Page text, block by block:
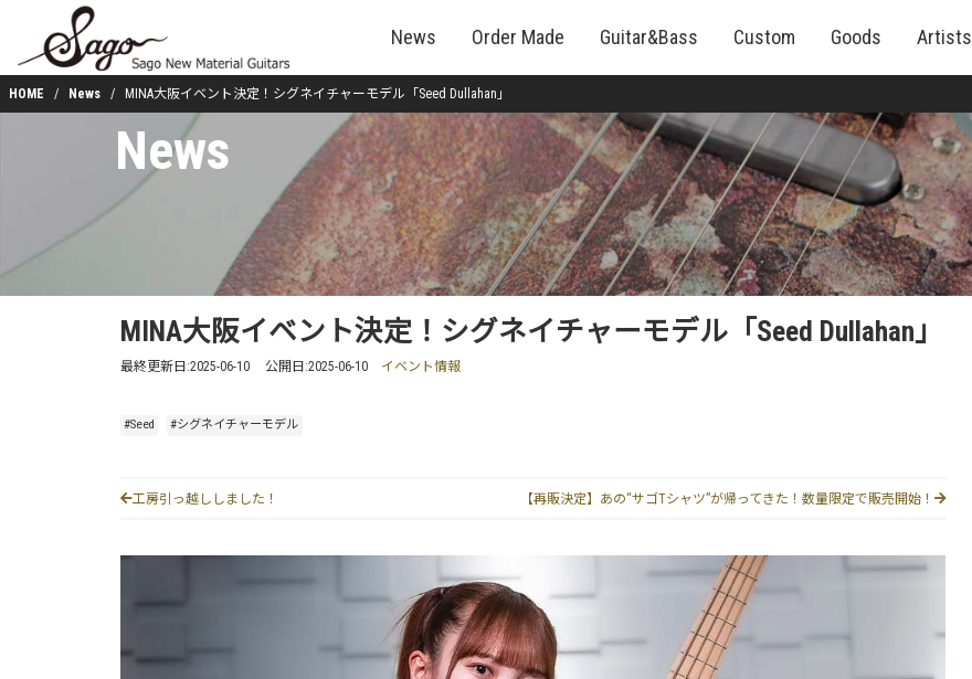
News Order Made Guitar&Bass Custom Goods Artists
HOME News MINA大阪イベント決定！シグネイチャーモデル「Seed Dullahan」
News
MINA大阪イベント決定！シグネイチャーモデル「Seed Dullahan」
最終更新日:2025-06-10 公開日:2025-06-10 イベント情報
#Seed #シグネイチャーモデル
【再販決定】あの“サゴTシャツ”が帰ってきた！数量限定で販売開始！
工房引っ越ししました！